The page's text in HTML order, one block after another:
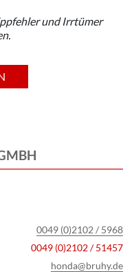
und Irrtümer
0049 (0)2102 / 5968
0049 (0)2102 / 51457
honda@bruhy.de